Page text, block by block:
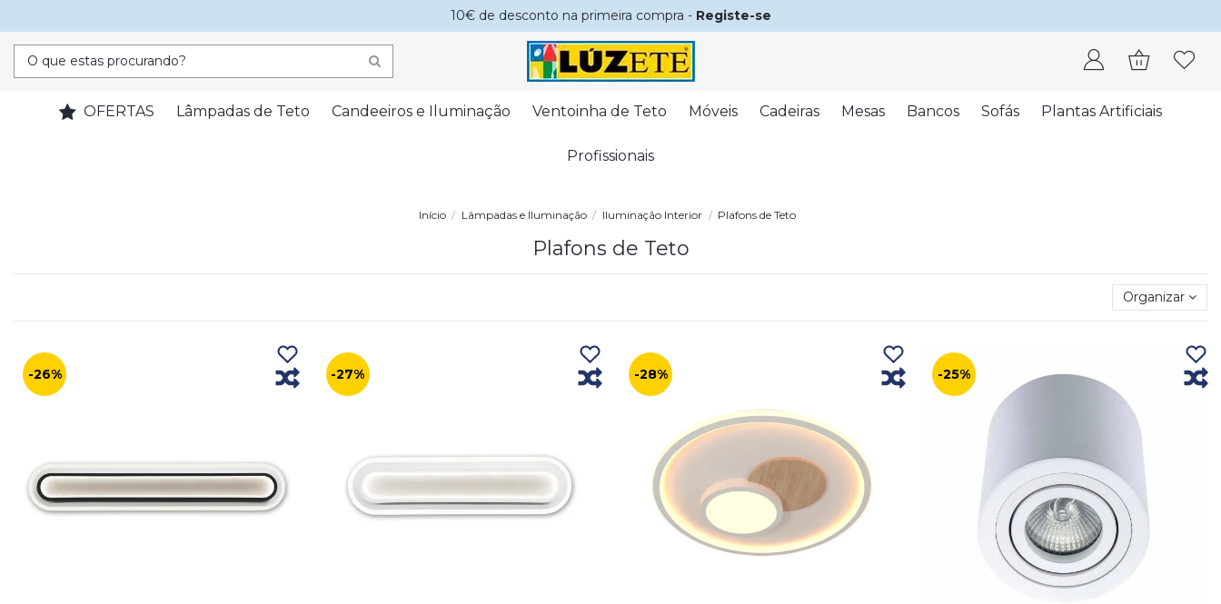
10€ de desconto na primeira compra - Registe-se
OFERTAS Lâmpadas de Teto Candeeiros e Iluminação Ventoinha de Teto Móveis Cadeiras Mesas Bancos Sofás Plantas Artificiais
Profissionais
Início Lâmpadas e Iluminação Iluminação Interior Plafons de Teto
Plafons de Teto
Organizar
-26% -27% -28% -25%